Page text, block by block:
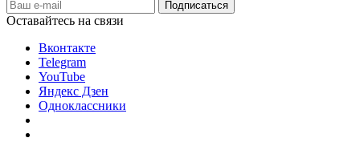
Оставайтесь на связи
Вконтакте
Telegram
YouTube
Яндекс Дзен
Одноклассники